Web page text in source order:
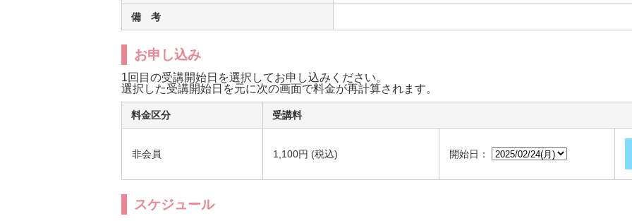
備 考
お申し込み
1回目の受講開始日を選択してお申し込みください。
選択した受講開始日を元に次の画面で料金が再計算されます。
料金区分 受講料
非会員 1,100円 (税込) 開始日：
スケジュール